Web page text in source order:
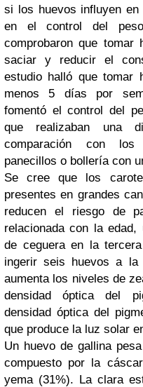
si los huevos influyen
en el control del
comprobaron que tomar
saciar y reducir el
estudio halló que tomar
menos 5 días por
fomentó el control del
que realizaban una
comparación con los
panecillos o bollería con
Se cree que los
presentes en grandes
reducen el riesgo de
relacionada con la
de ceguera en la
ingerir seis huevos a la
aumenta los niveles de
densidad óptica del
densidad óptica del
que produce la luz solar
Un huevo de gallina
compuesto por la
yema (31%). La clara